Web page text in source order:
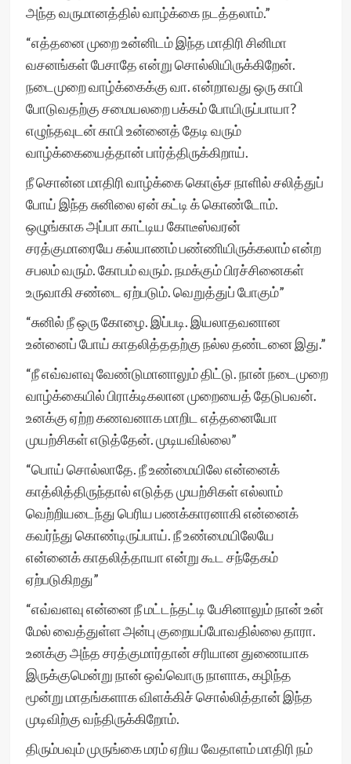
அந்த வருமானத்தில் வாழ்க்கை நடத்தலாம்.”
“எத்தனை முறை உன்னிடம் இந்த மாதிரி சினிமா
வசனங்கள் பேசாதே என்று சொல்லியிருக்கிறேன்.
நடைமுறை வாழ்க்கைக்கு வா. என்றாவது ஒரு காபி
போடுவதற்கு சமையலறை பக்கம் போயிருப்பாயா?
எழுந்தவுடன் காபி உன்னைத் தேடி வரும்
வாழ்க்கையைத்தான் பார்த்திருக்கிறாய்.
நீ சொன்ன மாதிரி வாழ்க்கை கொஞ்ச நாளில் சலித்துப்
போய் இந்த சுனிலை ஏன் கட்டி க் கொண்டோம்.
ஒழுங்காக அப்பா காட்டிய கோடீஸ்வரன்
சரத்குமாரையே கல்யாணம் பண்ணியிருக்கலாம் என்ற
சபலம் வரும். கோபம் வரும். நமக்கும் பிரச்சினைகள்
உருவாகி சண்டை ஏற்படும். வெறுத்துப் போகும்”
“சுனில் நீ ஒரு கோழை. இப்படி. இயலாதவனான
உன்னைப் போய் காதலித்ததற்கு நல்ல தண்டனை இது.”
“நீ எவ்வளவு வேண்டுமானாலும் திட்டு. நான் நடைமுறை
வாழ்க்கையில் பிராக்டிகலான முறையைத் தேடுபவன்.
உனக்கு ஏற்ற கணவனாக மாறிட எத்தனையோ
முயற்சிகள் எடுத்தேன். முடியவில்லை”
“பொய் சொல்லாதே. நீ உண்மையிலே என்னைக்
காத்லித்திருந்தால் எடுத்த முயற்சிகள் எல்லாம்
வெற்றியடைந்து பெரிய பணக்காரனாகி என்னைக்
கவர்ந்து கொண்டிருப்பாய். நீ உண்மையிலேயே
என்னைக் காதலித்தாயா என்று கூட சந்தேகம்
ஏற்படுகிறது”
“எவ்வளவு என்னை நீ மட்டந்தட்டி பேசினாலும் நான் உன்
மேல் வைத்துள்ள அன்பு குறையப்போவதில்லை தாரா.
உனக்கு அந்த சரத்குமார்தான் சரியான துணையாக
இருக்குமென்று நான் ஒவ்வொரு நாளாக, கழிந்த
மூன்று மாதங்களாக விளக்கிச் சொல்லித்தான் இந்த
முடிவிற்கு வந்திருக்கிறோம்.
திரும்பவும் முருங்கை மரம் ஏறிய வேதாளம் மாதிரி நம்